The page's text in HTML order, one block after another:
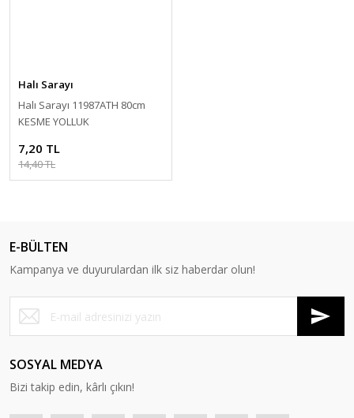
Halı Sarayı
Halı Sarayı 11987ATH 80cm
KESME YOLLUK
7,20 TL
14,40 TL
E-BÜLTEN
Kampanya ve duyurulardan ilk siz haberdar olun!
SOSYAL MEDYA
Bizi takip edin, kârlı çıkın!